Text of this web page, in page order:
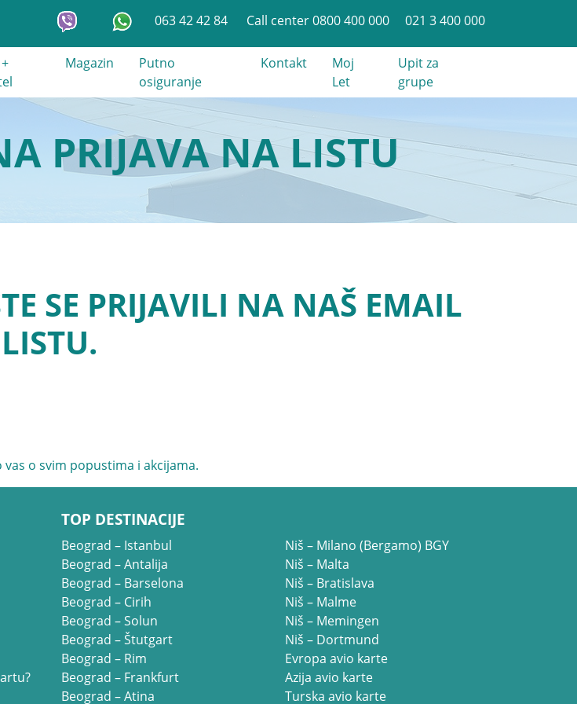
063 42 42 84 Call center 0800 400 000 021 3 400 000
Magazin
Putno
osiguranje
Kontakt
Moj
Let
Upit za
grupe
PRIJAVA NA LISTU
SE PRIJAVILI NA NAŠ EMAIL
LISTU.
vas o svim popustima i akcijama.
TOP DESTINACIJE
Beograd – Istanbul
Beograd – Antalija
Beograd – Barselona
Beograd – Cirih
Beograd – Solun
Beograd – Štutgart
Beograd – Rim
Beograd – Frankfurt
Beograd – Atina
Niš – Milano (Bergamo) BGY
Niš – Malta
Niš – Bratislava
Niš – Malme
Niš – Memingen
Niš – Dortmund
Evropa avio karte
Azija avio karte
Turska avio karte